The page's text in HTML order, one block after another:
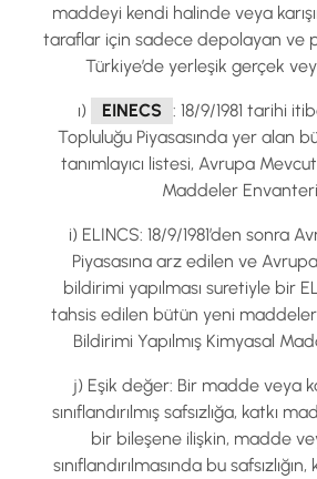
maddeyi kendi halinde veya
taraflar için sadece depolayan ve
Türkiye’de yerleşik gerçek
ı) EINECS : 18/9/1981 tarihi
Topluluğu Piyasasında yer alan
tanımlayıcı listesi, Avrupa
Maddeler
i) ELINCS: 18/9/1981’den sonra
Piyasasına arz edilen ve
bildirimi yapılması suretiyle bir
tahsis edilen bütün yeni
Bildirimi Yapılmış Kimyasal
j) Eşik değer: Bir madde veya
sınıflandırılmış safsızlığa, katkı
bir bileşene ilişkin, madde
sınıflandırılmasında bu